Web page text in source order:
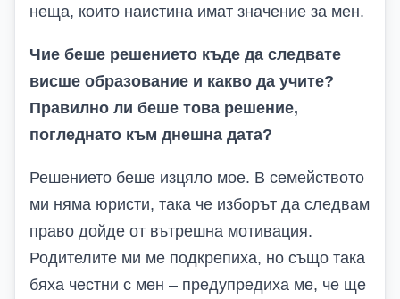
неща, които наистина имат значение за мен.
Чие беше решението къде да следвате
висше образование и какво да учите?
Правилно ли беше това решение,
погледнато към днешна дата?
Решението беше изцяло мое. В семейството
ми няма юристи, така че изборът да следвам
право дойде от вътрешна мотивация.
Родителите ми ме подкрепиха, но също така
бяха честни с мен – предупредиха ме, че ще